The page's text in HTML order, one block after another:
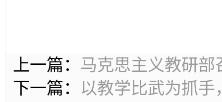
上一篇： 马克思主义教研部
下一篇： 以教学比武为抓